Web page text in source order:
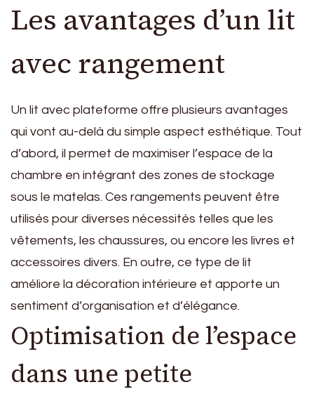
Les avantages d’un lit
avec rangement
Un lit avec plateforme offre plusieurs avantages
qui vont au-delà du simple aspect esthétique. Tout
d’abord, il permet de maximiser l’espace de la
chambre en intégrant des zones de stockage
sous le matelas. Ces rangements peuvent être
utilisés pour diverses nécessités telles que les
vêtements, les chaussures, ou encore les livres et
accessoires divers. En outre, ce type de lit
améliore la décoration intérieure et apporte un
sentiment d’organisation et d’élégance.
Optimisation de l’espace
dans une petite